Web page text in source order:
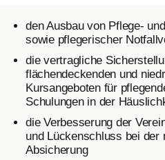
Korporative
Die AWO in
Oft gefragt in
den Ausbau von Pflege-
sowie pflegerischer
die vertragliche
flächendeckenden und
Kursangeboten für
Schulungen in der
die Verbesserung der
und Lückenschluss bei der
Absicherung